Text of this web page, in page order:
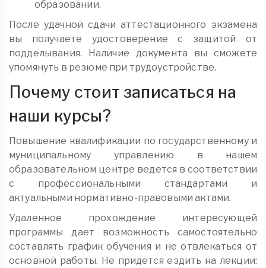
образовании.
После удачной сдачи аттестационного экзамена
вы получаете удостоверение с защитой от
подделывания. Наличие документа вы сможете
упомянуть в резюме при трудоустройстве.
Почему стоит записаться на
наши курсы?
Повышение квалификации по государственному и
муниципальному управлению в нашем
образовательном центре ведется в соответствии
с профессиональными стандартами и
актуальными нормативно-правовыми актами.
Удаленное прохождение интересующей
программы дает возможность самостоятельно
составлять график обучения и не отвлекаться от
основной работы. Не придется ездить на лекции: